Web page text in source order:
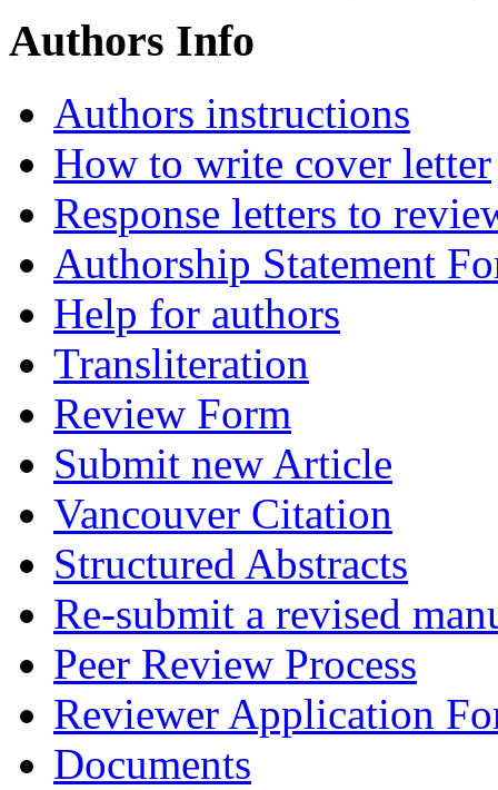
Authors Info
Authors instructions
How to write cover letter
Response letters to
Authorship Statement
Help for authors
Transliteration
Review Form
Submit new Article
Vancouver Citation
Structured Abstracts
Re-submit a revised
Peer Review Process
Reviewer Application
Documents